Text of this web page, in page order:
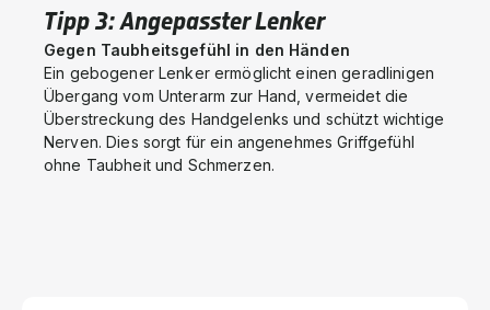
Tipp 3: Angepasster Lenker
Gegen Taubheitsgefühl in den Händen
Ein gebogener Lenker ermöglicht einen geradlinigen
Übergang vom Unterarm zur Hand, vermeidet die
Überstreckung des Handgelenks und schützt wichtige
Nerven. Dies sorgt für ein angenehmes Griffgefühl
ohne Taubheit und Schmerzen.